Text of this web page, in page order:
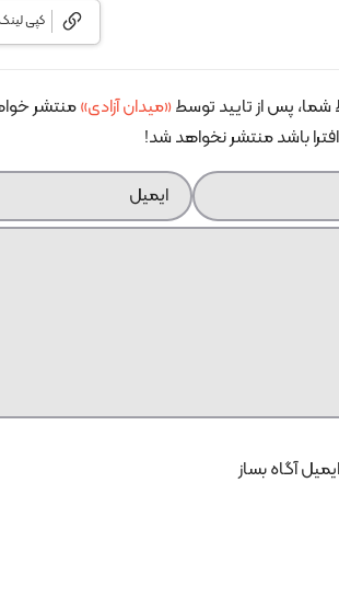
کپی
پس از تایید توسط«میدان آزادی»منتشر
باشد منتشر نخواهد شد!
آگاه بساز